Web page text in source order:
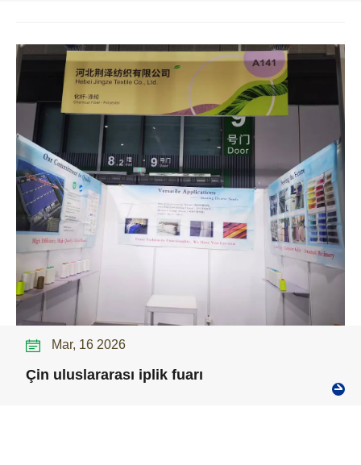
Mar, 16 2026
Çin uluslararası iplik fuarı